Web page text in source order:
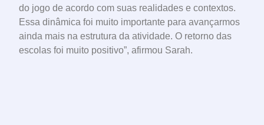
do jogo de acordo com suas realidades e contextos.
Essa dinâmica foi muito importante para avançarmos
ainda mais na estrutura da atividade. O retorno das
escolas foi muito positivo”, afirmou Sarah.